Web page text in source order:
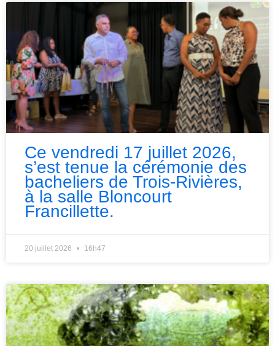
Ce vendredi 17 juillet 2026,
s’est tenue la cérémonie des
bacheliers de Trois-Rivières,
à la salle Bloncourt
Francillette.
20 juillet 2026 16h47